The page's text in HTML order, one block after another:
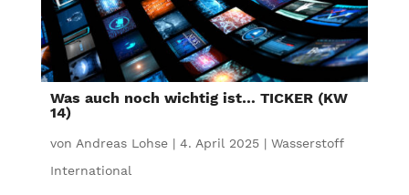
Was auch noch wichtig ist… TICKER (KW
14)
von Andreas Lohse| 4. April 2025| Wasserstoff
International